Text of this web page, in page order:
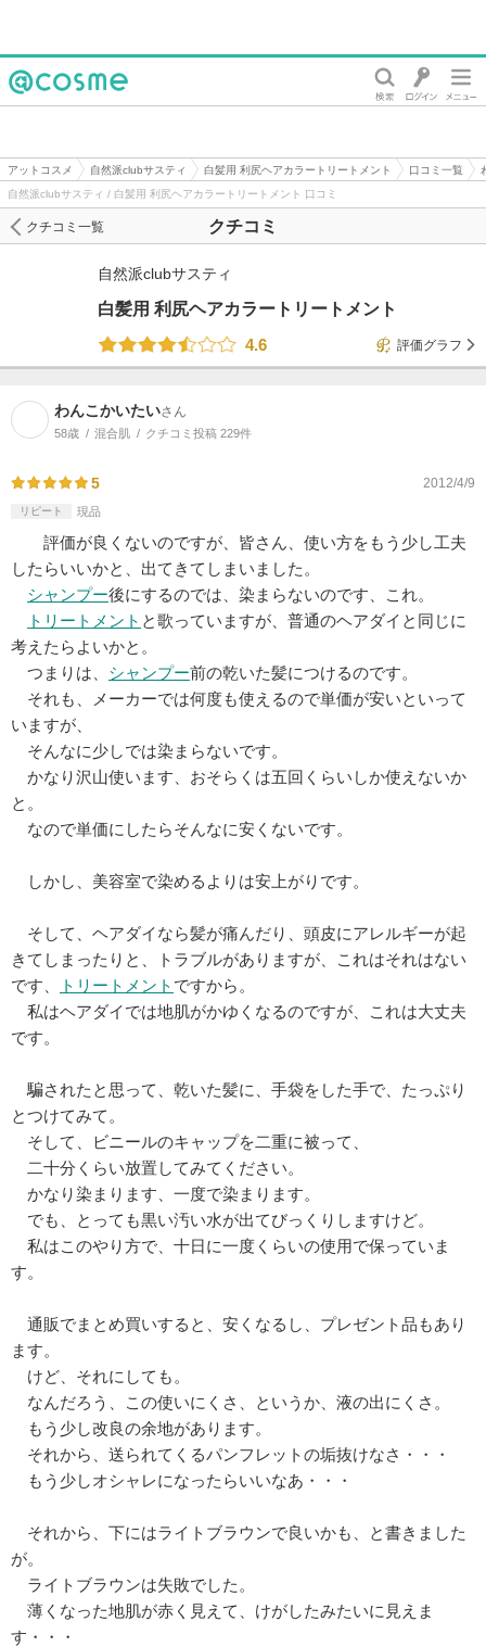
アットコスメ 自然派clubサスティ 白髪用 利尻ヘアカラートリートメント 口コミ一覧
自然派clubサスティ / 白髪用 利尻ヘアカラートリートメント 口コミ
クチコミ
クチコミ一覧
自然派clubサスティ
白髪用 利尻ヘアカラートリートメント
4.6
評価グラフ
わんこかいたいさん
58歳 混合肌 クチコミ投稿 229件
5 2012/4/9
リピート 現品
評価が良くないのですが、皆さん、使い方をもう少し工夫
したらいいかと、出てきてしまいました。
シャンプー後にするのでは、染まらないのです、これ。
トリートメント と歌っていますが、普通のヘアダイと同じに
考えたらよいかと。
つまりは、 シャンプー前の乾いた髪につけるのです。
それも、メーカーでは何度も使えるので単価が安いといって
いますが、
そんなに少しでは染まらないです。
かなり沢山使います、おそらくは五回くらいしか使えないか
と。
なので単価にしたらそんなに安くないです。
しかし、美容室で染めるよりは安上がりです。
そして、ヘアダイなら髪が痛んだり、頭皮にアレルギーが起
きてしまったりと、トラブルがありますが、これはそれはない
です、
トリートメント ですから。
私はヘアダイでは地肌がかゆくなるのですが、これは大丈夫
です。
騙されたと思って、乾いた髪に、手袋をした手で、たっぷり
とつけてみて。
そして、ビニールのキャップを二重に被って、
二十分くらい放置してみてください。
かなり染まります、一度で染まります。
でも、とっても黒い汚い水が出てびっくりしますけど。
私はこのやり方で、十日に一度くらいの使用で保っていま
す。
通販でまとめ買いすると、安くなるし、プレゼント品もあり
ます。
けど、それにしても。
なんだろう、この使いにくさ、というか、液の出にくさ。
もう少し改良の余地があります。
それから、送られてくるパンフレットの垢抜けなさ・・・
もう少しオシャレになったらいいなあ・・・
それから、下にはライトブラウンで良いかも、と書きました
が。
ライトブラウンは失敗でした。
薄くなった地肌が赤く見えて、けがしたみたいに見えま
す・・・